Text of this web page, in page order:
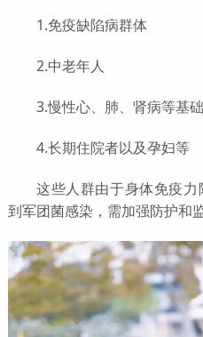
1.免疫缺陷病群体
2.中老年人
3.慢性心、肺、肾病等基
4.长期住院者以及孕妇等
这些人群由于身体免疫
到军团菌感染，需加强防护和监